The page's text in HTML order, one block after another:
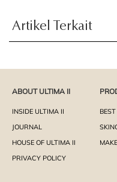
Artikel Terkait
ABOUT ULTIMA II
INSIDE ULTIMA II
JOURNAL
HOUSE OF ULTIMA II
PRIVACY POLICY